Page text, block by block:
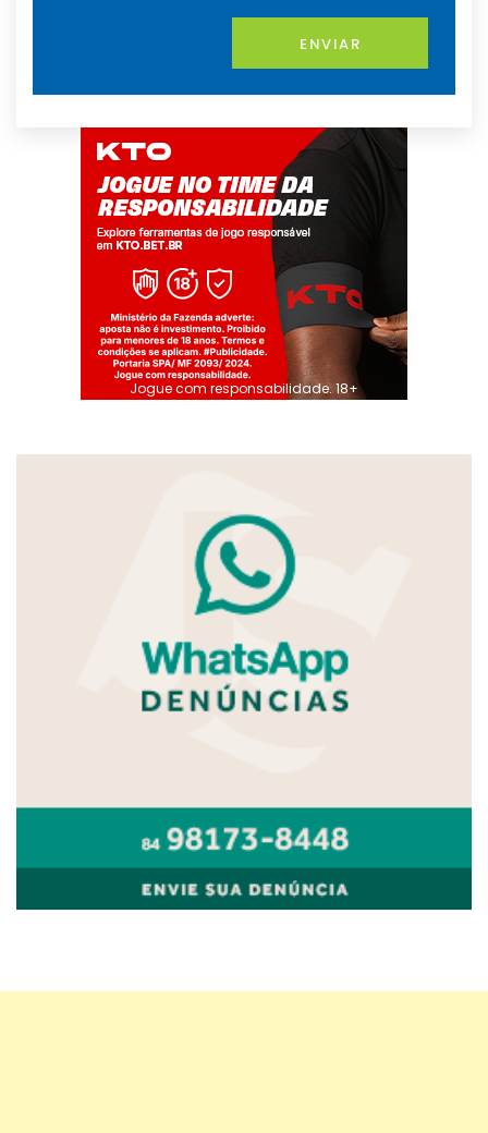
ENVIAR
Jogue com responsabilidade. 18+